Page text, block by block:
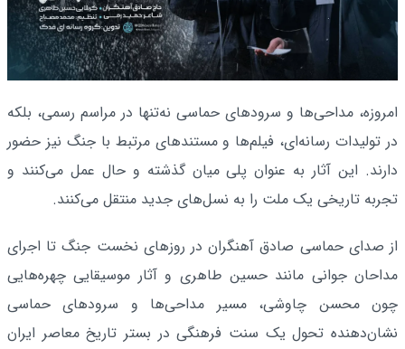
امروزه، مداحی‌ها و سرودهای حماسی نه‌تنها در مراسم رسمی، بلکه
در تولیدات رسانه‌ای، فیلم‌ها و مستندهای مرتبط با جنگ نیز حضور
دارند. این آثار به عنوان پلی میان گذشته و حال عمل می‌کنند و
تجربه تاریخی یک ملت را به نسل‌های جدید منتقل می‌کنند.
از صدای حماسی صادق آهنگران در روزهای نخست جنگ تا اجرای
مداحان جوانی مانند حسین طاهری و آثار موسیقایی چهره‌هایی
چون محسن چاوشی، مسیر مداحی‌ها و سرودهای حماسی
نشان‌دهنده تحول یک سنت فرهنگی در بستر تاریخ معاصر ایران